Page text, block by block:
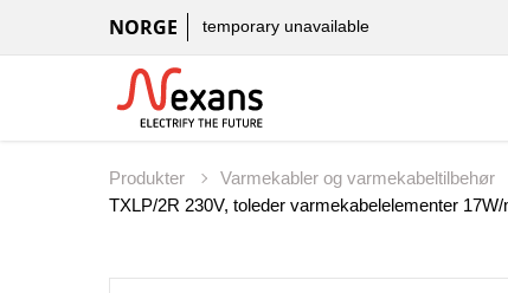
NORGE temporary unavailable
Produkter Varmekabler og varmekabeltilbehør
TXLP/2R 230V, toleder varmekabelelementer 17W/